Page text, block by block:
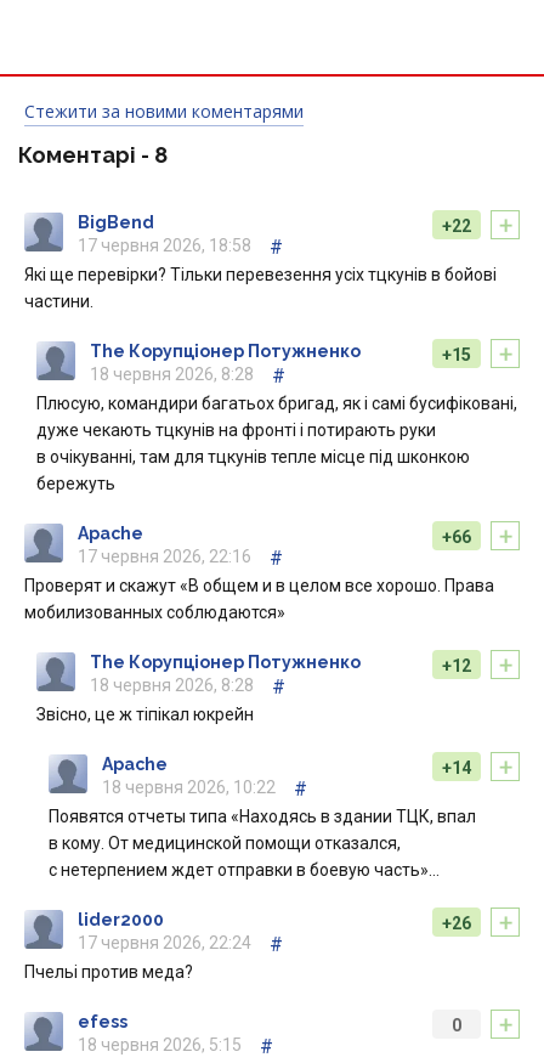
Стежити за новими коментарями
Коментарі - 8
+
+22
BigBend
17 червня 2026, 18:58
#
Які ще перевірки? Тільки перевезення усіх тцкунів в бойові
частини.
+
+15
The Корупціонер Потужненко
18 червня 2026, 8:28
#
Плюсую, командири багатьох бригад, як і самі бусифіковані,
дуже чекають тцкунів на фронті і потирають руки
в очікуванні, там для тцкунів тепле місце під шконкою
бережуть
+
+66
Apache
17 червня 2026, 22:16
#
Проверят и скажут «В общем и в целом все хорошо. Права
мобилизованных соблюдаются»
+
+12
The Корупціонер Потужненко
18 червня 2026, 8:28
#
Звісно, це ж тіпікал юкрейн
+
+14
Apache
18 червня 2026, 10:22
#
Появятся отчеты типа «Находясь в здании ТЦК, впал
в кому. От медицинской помощи отказался,
с нетерпением ждет отправки в боевую часть»…
+
+26
lider2000
17 червня 2026, 22:24
#
Пчельі против меда?
+
0
efess
18 червня 2026, 5:15
#